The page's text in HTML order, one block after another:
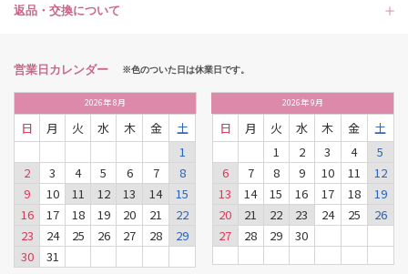
返品・交換について
営業日カレンダー ※色のついた日は休業日です。
2026年8月
日 月 火 水 木 金
土
1
2
3 4 5 6 7
8
9
10 11 12 13 14
15
16
17 18 19 20 21
22
23
24 25 26 27 28
29
30
31
2026年9月
日 月 火 水 木 金
土
1
2 3 4
5
6
7 8 9 10 11
12
13
14 15 16 17 18
19
20
21 22 23 24 25
26
27
28 29 30